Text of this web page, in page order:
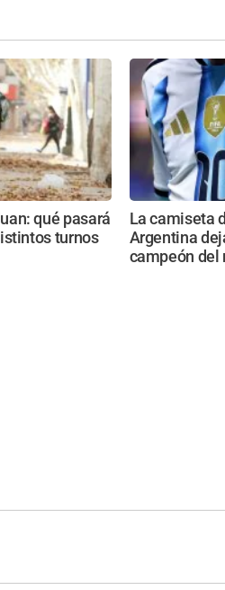
qué pasará
turnos
La camiseta
Argentina
campeón del